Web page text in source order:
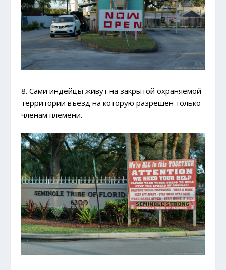
8. Сами индейцы живут на закрытой охраняемой
территории въезд на которую разрешен только
членам племени.